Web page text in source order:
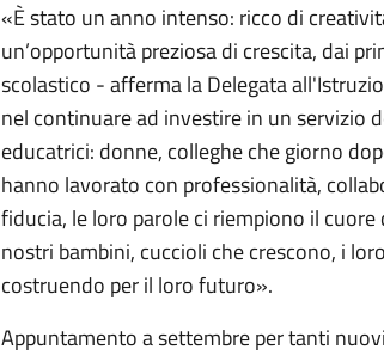
«È stato un anno intenso: ricco di
un’opportunità preziosa di crescita, dai
scolastico - afferma la Delegata
nel continuare ad investire in un servizio
educatrici: donne, colleghe che giorno
hanno lavorato con professionalità,
fiducia, le loro parole ci riempiono il
nostri bambini, cuccioli che crescono, i
costruendo per il loro futuro».
Appuntamento a settembre per tanti